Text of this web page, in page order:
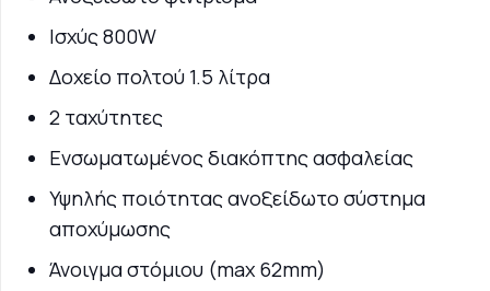
Ισχύς 800W
Δοχείο πολτού 1.5 λίτρα
2 ταχύτητες
Ενσωματωμένος διακόπτης ασφαλείας
Υψηλής ποιότητας ανοξείδωτο σύστημα
αποχύμωσης
Άνοιγμα στόμιου (max 62mm)